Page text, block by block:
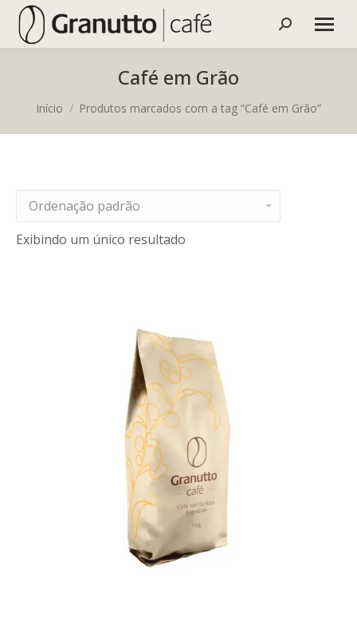
Buscar
Café em Grão
Você está aqui:
Início Produtos marcados com a tag “Café em Grão”
Exibindo um único resultado